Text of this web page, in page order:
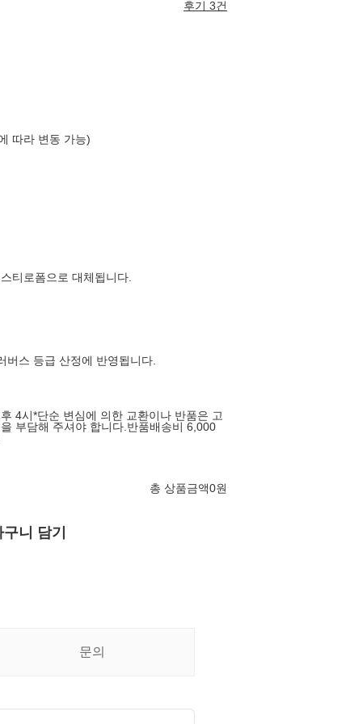
후기 3건
따라 변동 가능)
티로폼으로 대체됩니다.
버스 등급 산정에 반영됩니다.
4시*단순 변심에 의한 교환이나 반품은 고
부담해 주셔야 합니다.반품배송비 6,000
총 상품금액0원
니 담기
문의